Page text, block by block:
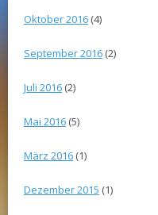
Oktober 2016 (4)
September 2016 (2)
Juli 2016 (2)
Mai 2016 (5)
März 2016 (1)
Dezember 2015 (1)